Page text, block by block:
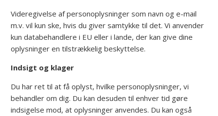
Videregivelse af personoplysninger som navn og e-mail
m.v. vil kun ske, hvis du giver samtykke til det. Vi anvender
kun databehandlere i EU eller i lande, der kan give dine
oplysninger en tilstrækkelig beskyttelse.
Indsigt og klager
Du har ret til at få oplyst, hvilke personoplysninger, vi
behandler om dig. Du kan desuden til enhver tid gøre
indsigelse mod, at oplysninger anvendes. Du kan også